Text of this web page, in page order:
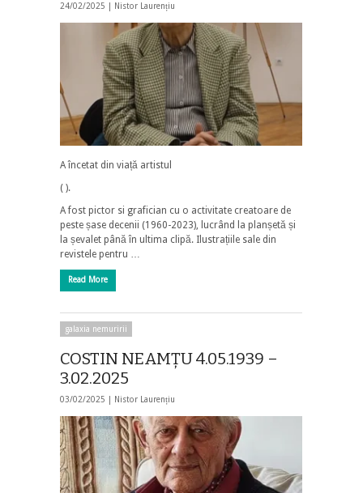
24/02/2025 | Nistor Laurențiu
A încetat din viață artistul
( ).
A fost pictor si grafician cu o activitate creatoare de
peste șase decenii (1960-2023), lucrând la planșetă și
la șevalet până în ultima clipă. Ilustrațiile sale din
revistele pentru …
Read More
galaxia nemuririi
COSTIN NEAMŢU 4.05.1939 –
3.02.2025
03/02/2025 | Nistor Laurențiu